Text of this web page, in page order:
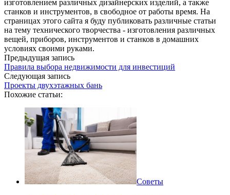
изготовлением различных дизайнерских изделий, а также
станков и инструментов, в свободное от работы время. На
страницах этого сайта я буду публиковать различные статьи
на тему технического творчества - изготовления различных
вещей, приборов, инструментов и станков в домашних
условиях своими руками.
Предыдущая запись
Правила выбора недвижимости для инвестиций
Следующая запись
Проекты двухэтажных бань
Похожие статьи:
Советы